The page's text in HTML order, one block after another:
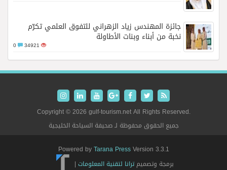
جائزة المهندس زياد الزهراني للتفوق العلمي تكرّم
نخبة من أبناء وبنات الأطاولة
34921
Copyright © 2026 gulf-tourism.net All Rights Reserved.
جميع الحقوق محفوظة لـ صحيفة السياحة الخليجية
Powered byTarana PressVersion 3.3.1
برمجة وتصميمترانا لتقنية المعلومات |